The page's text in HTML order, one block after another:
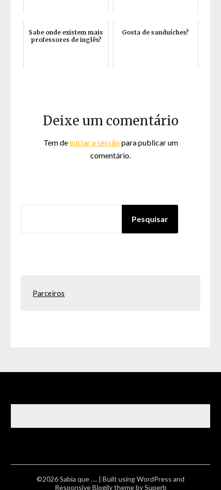
Sabe onde existem mais
professores de inglês?
Gosta de sanduíches?
Deixe um comentário
Tem de iniciar a sessão para publicar um
comentário.
Pesquisar
Parceiros
©2026 Sabia que …. | Built using WordPress and
Responsive Blogilytheme by Superb